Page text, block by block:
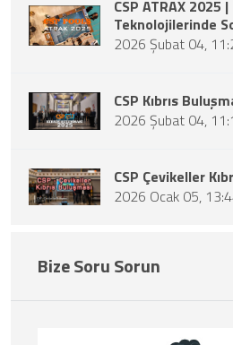
CSP ATRAX 2025
Teknolojilerinde
2026 Şubat 04,
CSP Kıbrıs
2026 Şubat 04,
CSP Çevikeller
2026 Ocak 05,
Bize Soru Sorun